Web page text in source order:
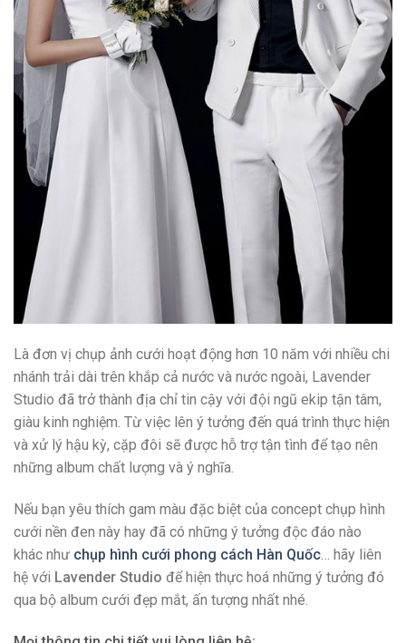
Là đơn vị chụp ảnh cưới hoạt động hơn 10 năm với nhiều chi
nhánh trải dài trên khắp cả nước và nước ngoài, Lavender
Studio đã trở thành địa chỉ tin cậy với đội ngũ ekip tận tâm,
giàu kinh nghiệm. Từ việc lên ý tưởng đến quá trình thực hiện
và xử lý hậu kỳ, cặp đôi sẽ được hỗ trợ tận tình để tạo nên
những album chất lượng và ý nghĩa.
Nếu bạn yêu thích gam màu đặc biệt của concept chụp hình
cưới nền đen này hay đã có những ý tưởng độc đáo nào
khác như chụp hình cưới phong cách Hàn Quốc… hãy liên
hệ với Lavender Studio để hiện thực hoá những ý tưởng đó
qua bộ album cưới đẹp mắt, ấn tượng nhất nhé.